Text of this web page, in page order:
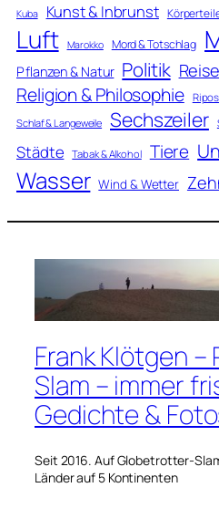
Kuba Kunst & Inbrunst
Luft Marokko Mord & Totschlag
Pflanzen & Natur Politik
Religion & Philosophie
Schlaf & Langeweile Sechszeiler
Städte Tabak & Alkohol Tiere
Wasser Wind & Wetter
Frank Klötgen
Slam – immer
Gedichte &
Seit 2016. Auf Globetrotter-
Länder auf 5 Kontinenten